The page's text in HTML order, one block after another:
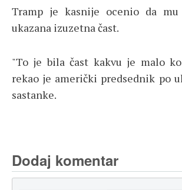
Tramp je kasnije ocenio da
ukazana izuzetna čast.
"To je bila čast kakvu je malo
rekao je američki predsednik po
sastanke.
Dodaj komentar